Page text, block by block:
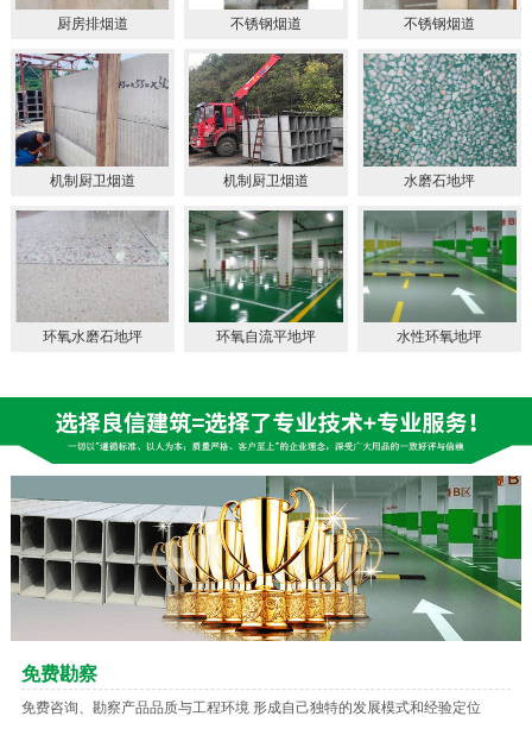
厨房排烟道 不锈钢烟道 不锈钢烟道
机制厨卫烟道 机制厨卫烟道 水磨石地坪
环氧水磨石地坪 环氧自流平地坪 水性环氧地坪
免费勘察
免费咨询、勘察产品品质与工程环境 形成自己独特的发展模式和经验定位